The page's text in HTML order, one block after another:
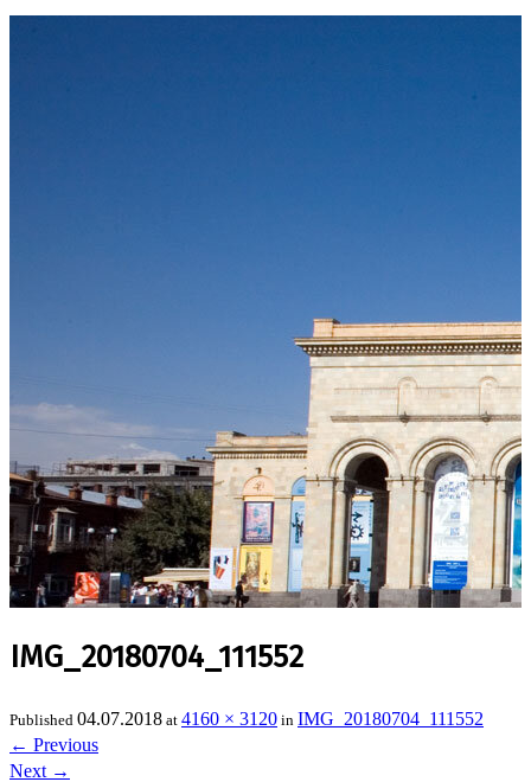
IMG_20180704_111552
Published 04.07.2018 at 4160 × 3120 in IMG_20180704_111552
← Previous
Next →